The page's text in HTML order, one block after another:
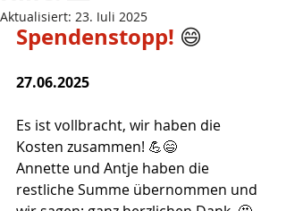
Aktualisiert: 23. Juli 2025
Spendenstopp! 😄
27.06.2025
Es ist vollbracht, wir haben die
Kosten zusammen! 💪😄
Annette und Antje haben die
restliche Summe übernommen und